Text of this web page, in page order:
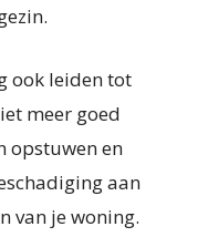
ook leiden tot
meer goed
opstuwen en
aan
van je woning.